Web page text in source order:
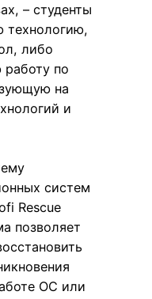
– студенты
технологию,
либо
по
на
и
систем
Rescue
позволяет
ОС или